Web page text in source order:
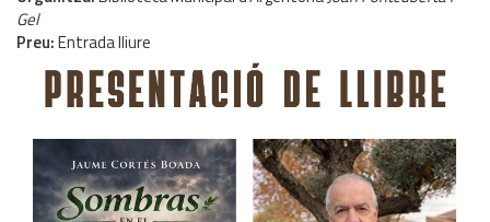
Gel
Preu Entrada lliure